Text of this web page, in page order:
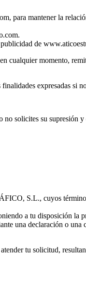
para mantener la
de
cualquier momento,
expresadas si
no solicites su supresión
S.L., cuyos
a tu disposición la
una declaración o una
tu solicitud,